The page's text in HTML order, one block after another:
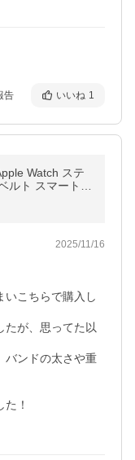
告 いいね 1
Watch ステ
ルト スマートウ
2 1 49 46
2025/11/16
いこちらで購入し
たが、思ってた以
バンドの太さや重
！